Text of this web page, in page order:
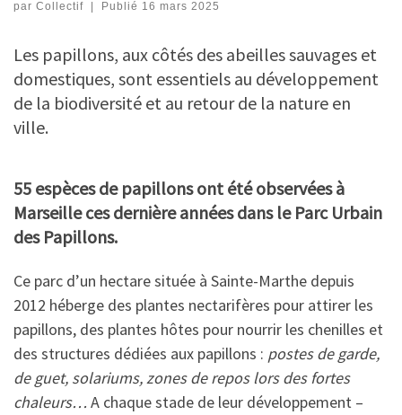
par Collectif | Publié 16 mars 2025
Les papillons, aux côtés des abeilles sauvages et
domestiques, sont essentiels au développement
de la biodiversité et au retour de la nature en
ville.
55 espèces de papillons ont été observées à
Marseille ces dernière annéesdans le Parc Urbain
des Papillons.
Ce parc d’un hectare située à Sainte-Marthe depuis
2012 héberge des plantes nectarifères pour attirer les
papillons, des plantes hôtes pour nourrir les chenilles et
des structures dédiées aux papillons : postes de garde,
de guet, solariums, zones de repos lors des fortes
chaleurs… A chaque stade de leur développement –